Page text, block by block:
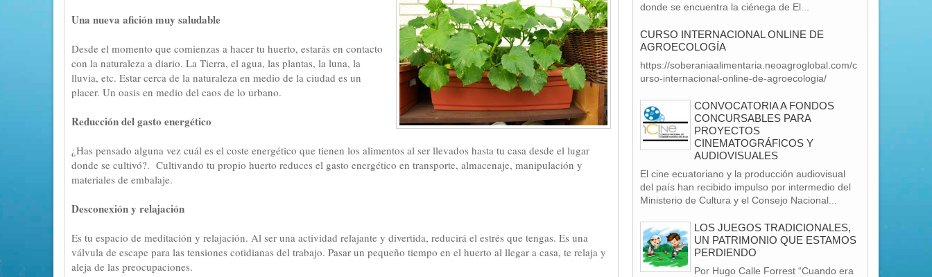
Una nueva afición muy saludable
Desde el momento que comienzas a hacer tu huerto, estarás en contacto
con la naturaleza a diario. La Tierra, el agua, las plantas, la luna, la
lluvia, etc. Estar cerca de la naturaleza en medio de la ciudad es un
placer. Un oasis en medio del caos de lo urbano.
Reducción del gasto energético
¿Has pensado alguna vez cuál es el coste energético que tienen los alimentos al ser llevados hasta tu casa desde el lugar
donde se cultivó?. Cultivando tu propio huerto reduces el gasto energético en transporte, almacenaje, manipulación y
materiales de embalaje.
Desconexión y relajación
Es tu espacio de meditación y relajación. Al ser una actividad relajante y divertida, reducirá el estrés que tengas. Es una
válvula de escape para las tensiones cotidianas del trabajo. Pasar un pequeño tiempo en el huerto al llegar a casa, te relaja y
aleja de las preocupaciones.
donde se encuentra la ciénega de El...
CURSO INTERNACIONAL ONLINE DE
AGROECOLOGÍA
https://soberaniaalimentaria.neoagroglobal.com/c
urso-internacional-online-de-agroecologia/
CONVOCATORIA A FONDOS
CONCURSABLES PARA
PROYECTOS
CINEMATOGRÁFICOS Y
AUDIOVISUALES
El cine ecuatoriano y la producción audiovisual
del país han recibido impulso por intermedio del
Ministerio de Cultura y el Consejo Nacional...
LOS JUEGOS TRADICIONALES,
UN PATRIMONIO QUE ESTAMOS
PERDIENDO
Por Hugo Calle Forrest “Cuando era